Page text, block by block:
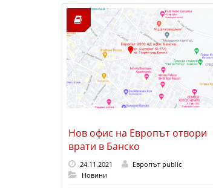
Нов офис на Европът отвори
врати в Банско
24.11.2021
Европът public
Новини